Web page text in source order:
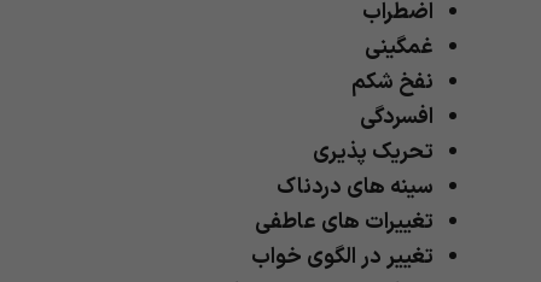
اضطراب
غمگینی
نفخ شکم
افسردگی
تحریک پذیری
سینه های دردناک
تغییرات های عاطفی
تغییر در الگوی خواب